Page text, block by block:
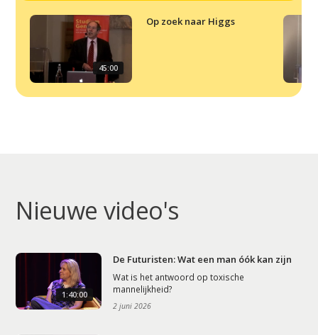
45:00
Op zoek naar Higgs
Nieuwe video's
1:40:00
De Futuristen: Wat een man óók kan zijn
Wat is het antwoord op toxische
mannelijkheid?
2 juni 2026